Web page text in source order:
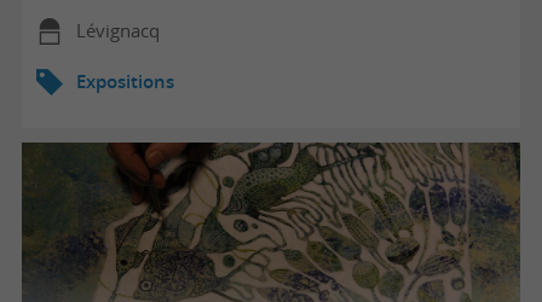
Lévignacq
Expositions